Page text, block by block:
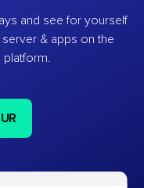
and see for yourself
& apps on the